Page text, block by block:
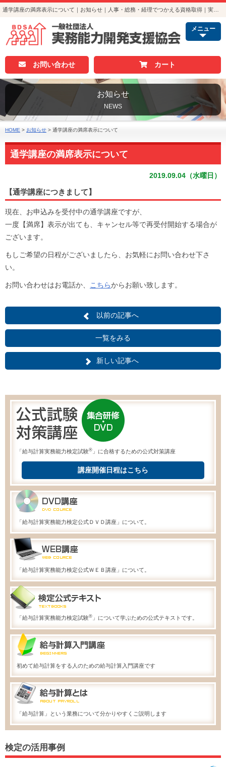
メニュー
お問い合わせ カート
お知らせ
NEWS
HOME > お知らせ > 通学講座の満席表示について
通学講座の満席表示について
2019.09.04（水曜日）
【通学講座につきまして】
現在、お申込みを受付中の通学講座ですが、
一度【満席】表示が出ても、キャンセル等で再受付開始する場合が
ございます。
もしご希望の日程がございましたら、お気軽にお問い合わせ下さ
い。
お問い合わせはお電話か、 こちらからお願い致します。
以前の記事へ
一覧をみる
新しい記事へ
「給与計算実務能力検定試験® 」に合格するための公式対策講座
講座開催日程はこちら
「給与計算実務能力検定公式ＤＶＤ講座」について。
「給与計算実務能力検定公式ＷＥＢ講座」について。
「給与計算実務能力検定試験® 」について学ぶための公式テキストです。
初めて給与計算をする人のための給与計算入門講座です
「給与計算」という業務について分かりやすくご説明します
検定の活用事例